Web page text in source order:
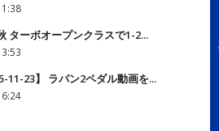
ターボオープンクラスで1-2...
11-23】 ラパン2ペダル動画を...